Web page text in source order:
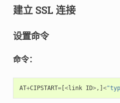
建立 SSL 连接
设置命令
命令：
AT+CIPSTART=[<link ID>,] <